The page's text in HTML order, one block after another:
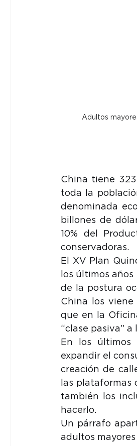
Adultos
China tiene
toda la
denominada
billones de
10% del
conservadoras.
El XV Plan
los últimos
de la postura
China los viene
que en la
“clase pasiva”
En los últimos
expandir el
creación de
las plataformas
también los
hacerlo.
Un párrafo
adultos